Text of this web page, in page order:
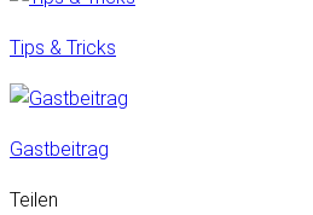
Tips & Tricks
Gastbeitrag
Teilen